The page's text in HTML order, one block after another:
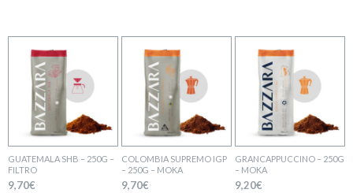
GUATEMALA SHB – 250G –
FILTRO
9,70€
COLOMBIA SUPREMO IGP
– 250G – MOKA
9,70€
GRANCAPPUCCINO – 250G
– MOKA
9,20€